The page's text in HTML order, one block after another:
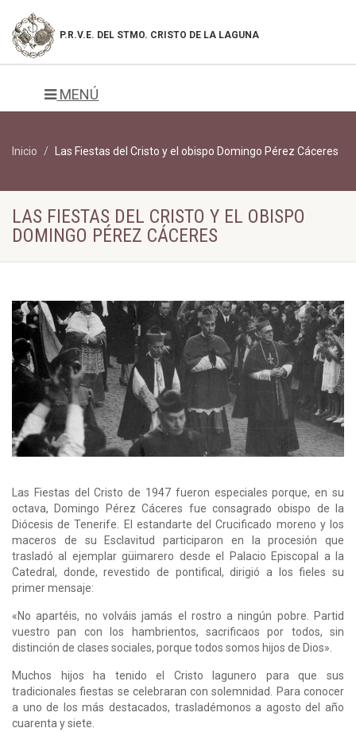
P.R.V.E. DEL STMO. CRISTO DE LA LAGUNA
MENÚ
Inicio Las Fiestas del Cristo y el obispo Domingo Pérez Cáceres
LAS FIESTAS DEL CRISTO Y EL OBISPO
DOMINGO PÉREZ CÁCERES
Las Fiestas del Cristo de 1947 fueron especiales porque, en su
octava, Domingo Pérez Cá­ceres fue consagrado obispo de la
Diócesis de Tenerife. El estandarte del Crucificado moreno y los
maceros de su Esclavitud participaron en la procesión que
trasladó al ejem­plar güimarero desde el Palacio Episcopal a la
Catedral, donde, revestido de pontifi­cal, dirigió a los fieles su
primer mensaje:
«No apartéis, no volváis jamás el rostro a ningún pobre. Partid
vuestro pan con los hambrien­tos, sacrificaos por todos, sin
distinción de clases sociales, porque todos somos hijos de Dios».
Muchos hijos ha tenido el Cristo lagunero para que sus
tradicionales fiestas se celebraran con solemnidad. Para conocer
a uno de los más destacados, trasladémonos a agosto del año
cua­renta y siete.